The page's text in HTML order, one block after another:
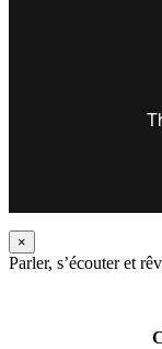
×
Parler, s’écouter et